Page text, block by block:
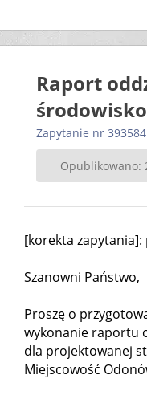
Raport
środowisko
Zapytanie nr 393584
Opublikowano:
[korekta zapytania]:
Szanowni Państwo,
Proszę o
wykonanie raportu
dla projektowanej
Miejscowość